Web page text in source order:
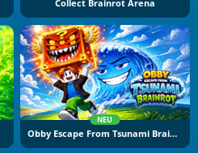
Collect Brainrot Arena
NEU
Obby Escape From Tsunami Brainrot